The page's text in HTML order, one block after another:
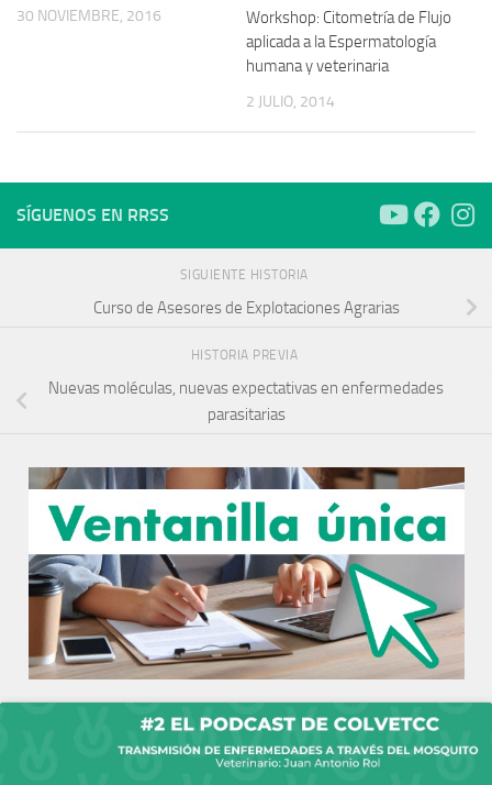
30 NOVIEMBRE, 2016
Workshop: Citometría de Flujo
aplicada a la Espermatología
humana y veterinaria
2 JULIO, 2014
SÍGUENOS EN RRSS
SIGUIENTE HISTORIA
Curso de Asesores de Explotaciones Agrarias
HISTORIA PREVIA
Nuevas moléculas, nuevas expectativas en enfermedades
parasitarias